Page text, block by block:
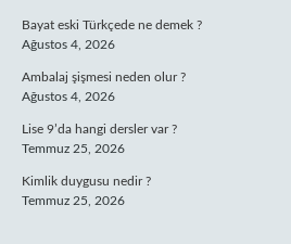
Bayat eski Türkçede ne demek ?
Ağustos 4, 2026
Ambalaj şişmesi neden olur ?
Ağustos 4, 2026
Lise 9’da hangi dersler var ?
Temmuz 25, 2026
Kimlik duygusu nedir ?
Temmuz 25, 2026